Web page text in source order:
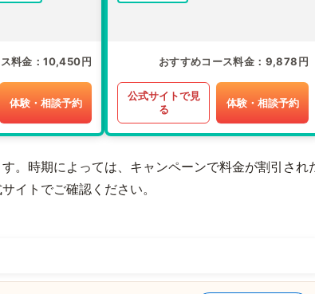
料金 10,450円
体験・相談予約
おすすめコース料金 9,878円
公式サイトで見
る
体験・相談予約
。時期によっては、キャンペーンで料金が割引され
イトでご確認ください。